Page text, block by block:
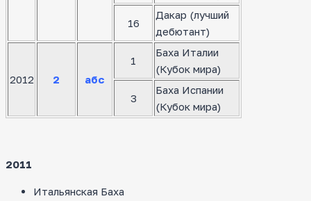
16
Дакар (лучший
дебютант)
2012 2 абс
1
Баха Италии
(Кубок мира)
3
Баха Испании
(Кубок мира)
2011
Итальянская Баха